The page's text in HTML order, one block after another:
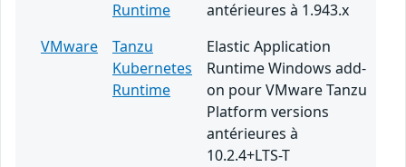
Runtime
antérieures à 1.943.x
VMware
Tanzu
Kubernetes
Runtime
Elastic Application
Runtime Windows add-
on pour VMware Tanzu
Platform versions
antérieures à
10.2.4+LTS-T